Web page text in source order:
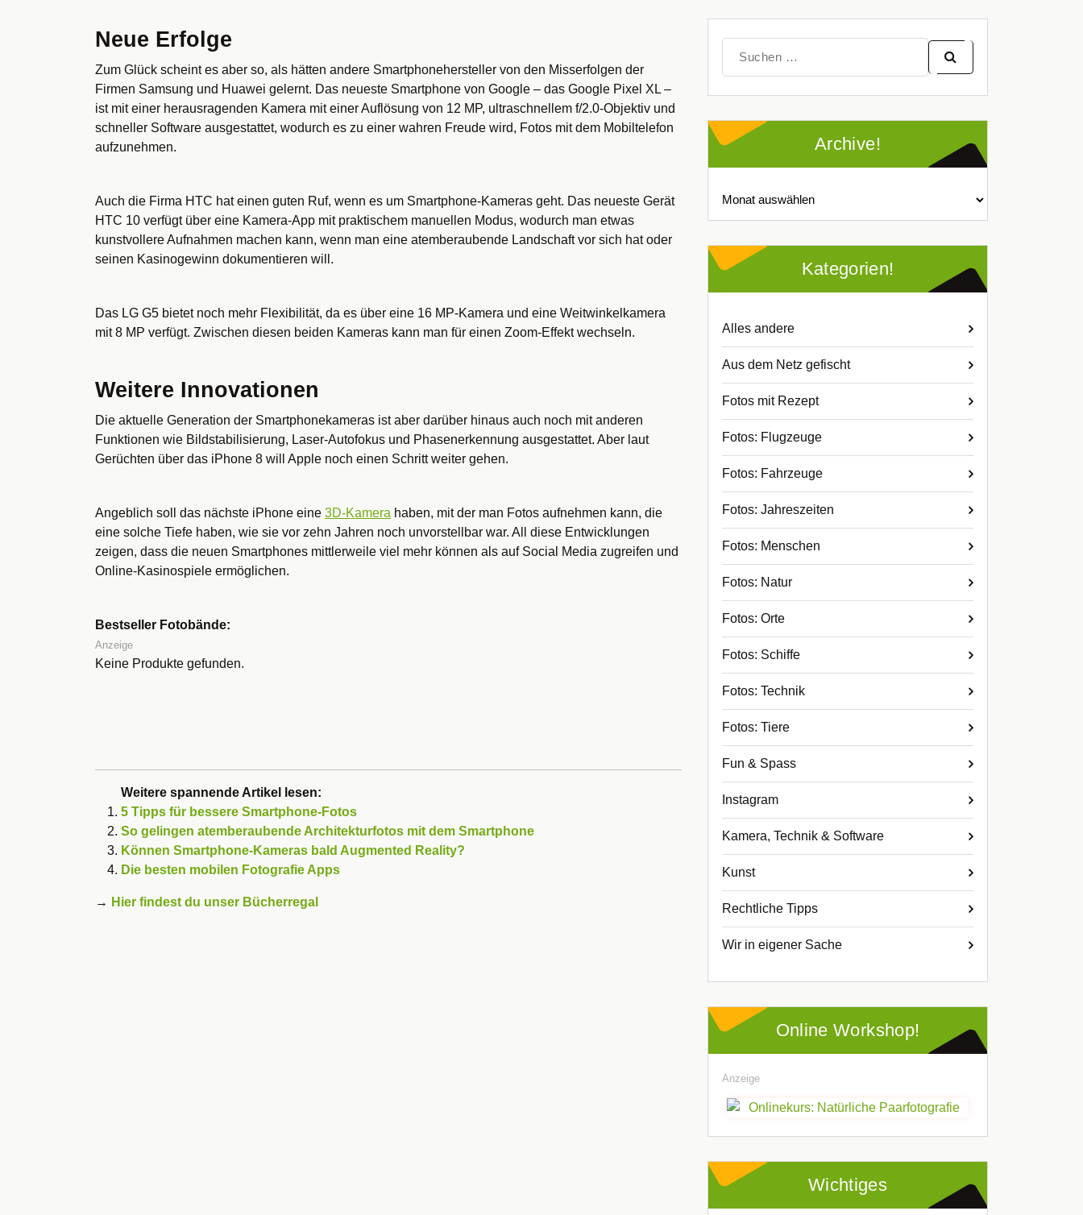
Neue Erfolge
Zum Glück scheint es aber so, als hätten andere Smartphonehersteller von den Misserfolgen der
Firmen Samsung und Huawei gelernt. Das neueste Smartphone von Google – das Google Pixel XL –
ist mit einer herausragenden Kamera mit einer Auflösung von 12 MP, ultraschnellem f/2.0-Objektiv und
schneller Software ausgestattet, wodurch es zu einer wahren Freude wird, Fotos mit dem Mobiltelefon
aufzunehmen.
Auch die Firma HTC hat einen guten Ruf, wenn es um Smartphone-Kameras geht. Das neueste Gerät
HTC 10 verfügt über eine Kamera-App mit praktischem manuellen Modus, wodurch man etwas
kunstvollere Aufnahmen machen kann, wenn man eine atemberaubende Landschaft vor sich hat oder
seinen Kasinogewinn dokumentieren will.
Das LG G5 bietet noch mehr Flexibilität, da es über eine 16 MP-Kamera und eine Weitwinkelkamera
mit 8 MP verfügt. Zwischen diesen beiden Kameras kann man für einen Zoom-Effekt wechseln.
Weitere Innovationen
Die aktuelle Generation der Smartphonekameras ist aber darüber hinaus auch noch mit anderen
Funktionen wie Bildstabilisierung, Laser-Autofokus und Phasenerkennung ausgestattet. Aber laut
Gerüchten über das iPhone 8 will Apple noch einen Schritt weiter gehen.
Angeblich soll das nächste iPhone eine 3D-Kamera haben, mit der man Fotos aufnehmen kann, die
eine solche Tiefe haben, wie sie vor zehn Jahren noch unvorstellbar war. All diese Entwicklungen
zeigen, dass die neuen Smartphones mittlerweile viel mehr können als auf Social Media zugreifen und
Online-Kasinospiele ermöglichen.
Bestseller Fotobände:
Anzeige
Keine Produkte gefunden.
Weitere spannende Artikel lesen:
5 Tipps für bessere Smartphone-Fotos
So gelingen atemberaubende Architekturfotos mit dem Smartphone
Können Smartphone-Kameras bald Augmented Reality?
Die besten mobilen Fotografie Apps
→ Hier findest du unser Bücherregal
nach:
Archive!
Kategorien!
Alles andere
Aus dem Netz gefischt
Fotos mit Rezept
Fotos: Flugzeuge
Fotos: Fahrzeuge
Fotos: Jahreszeiten
Fotos: Menschen
Fotos: Natur
Fotos: Orte
Fotos: Schiffe
Fotos: Technik
Fotos: Tiere
Fun & Spass
Instagram
Kamera, Technik & Software
Kunst
Rechtliche Tipps
Wir in eigener Sache
Online Workshop!
Anzeige
Wichtiges